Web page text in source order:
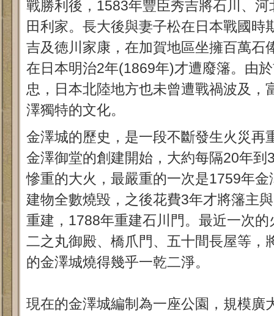
戰勝利後，1583年豐臣秀吉將石川、
田利家。長大後與妻子松在日本戰國時
吉及徳川家康，在加賀地區坐擁百萬石
在日本明治2年(1869年)才遭廢籓。由
忠，日本北陸地方也未曾遭戰禍波及，
澤獨特的文化。
金澤城的歷史，是一段不斷發生火災再
金澤御堂的創建開始，大約每隔20年到
慘重的大火，最嚴重的一次是1759年
建物全數燒毀，之後花費3年才將籓主
重建，1788年重建石川門。最近一次
二之丸御殿、橋爪門、五十間長屋等，
的金澤城燒得幾乎一乾二淨。
現在的金澤城編制為一座公園，規模廣